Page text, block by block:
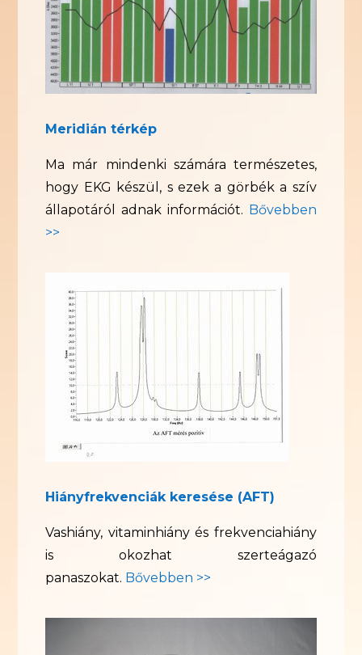
Meridián térkép
Ma már mindenki számára természetes,
hogy EKG készül, s ezek a görbék a szív
állapotáról adnak információt. Bővebben
>>
Hiányfrekvenciák keresése (AFT)
Vashiány, vitaminhiány és frekvenciahiány
is okozhat szerteágazó
panaszokat. Bővebben >>